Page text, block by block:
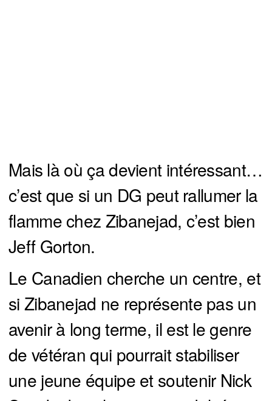
Mais là où ça devient intéressant…
c’est que si un DG peut rallumer la
flamme chez Zibanejad, c’est bien
Jeff Gorton.
Le Canadien cherche un centre, et
si Zibanejad ne représente pas un
avenir à long terme, il est le genre
de vétéran qui pourrait stabiliser
une jeune équipe et soutenir Nick